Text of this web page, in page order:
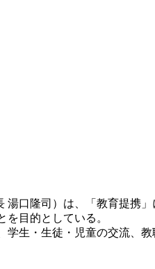
口隆司）は、「教育提携
目的としている。
生・生徒・児童の交流、